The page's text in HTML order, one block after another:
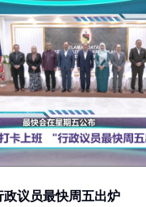
议员最快周五出炉